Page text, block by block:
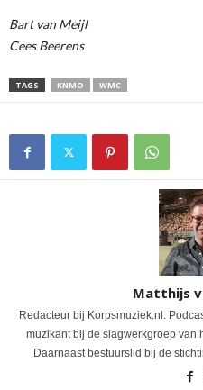
Bart van Meijl
Cees Beerens
TAGS KNMO WMC
Matthijs
Redacteur bij Korpsmuziek.nl.
muzikant bij de slagwerkgroep van
Daarnaast bestuurslid bij de